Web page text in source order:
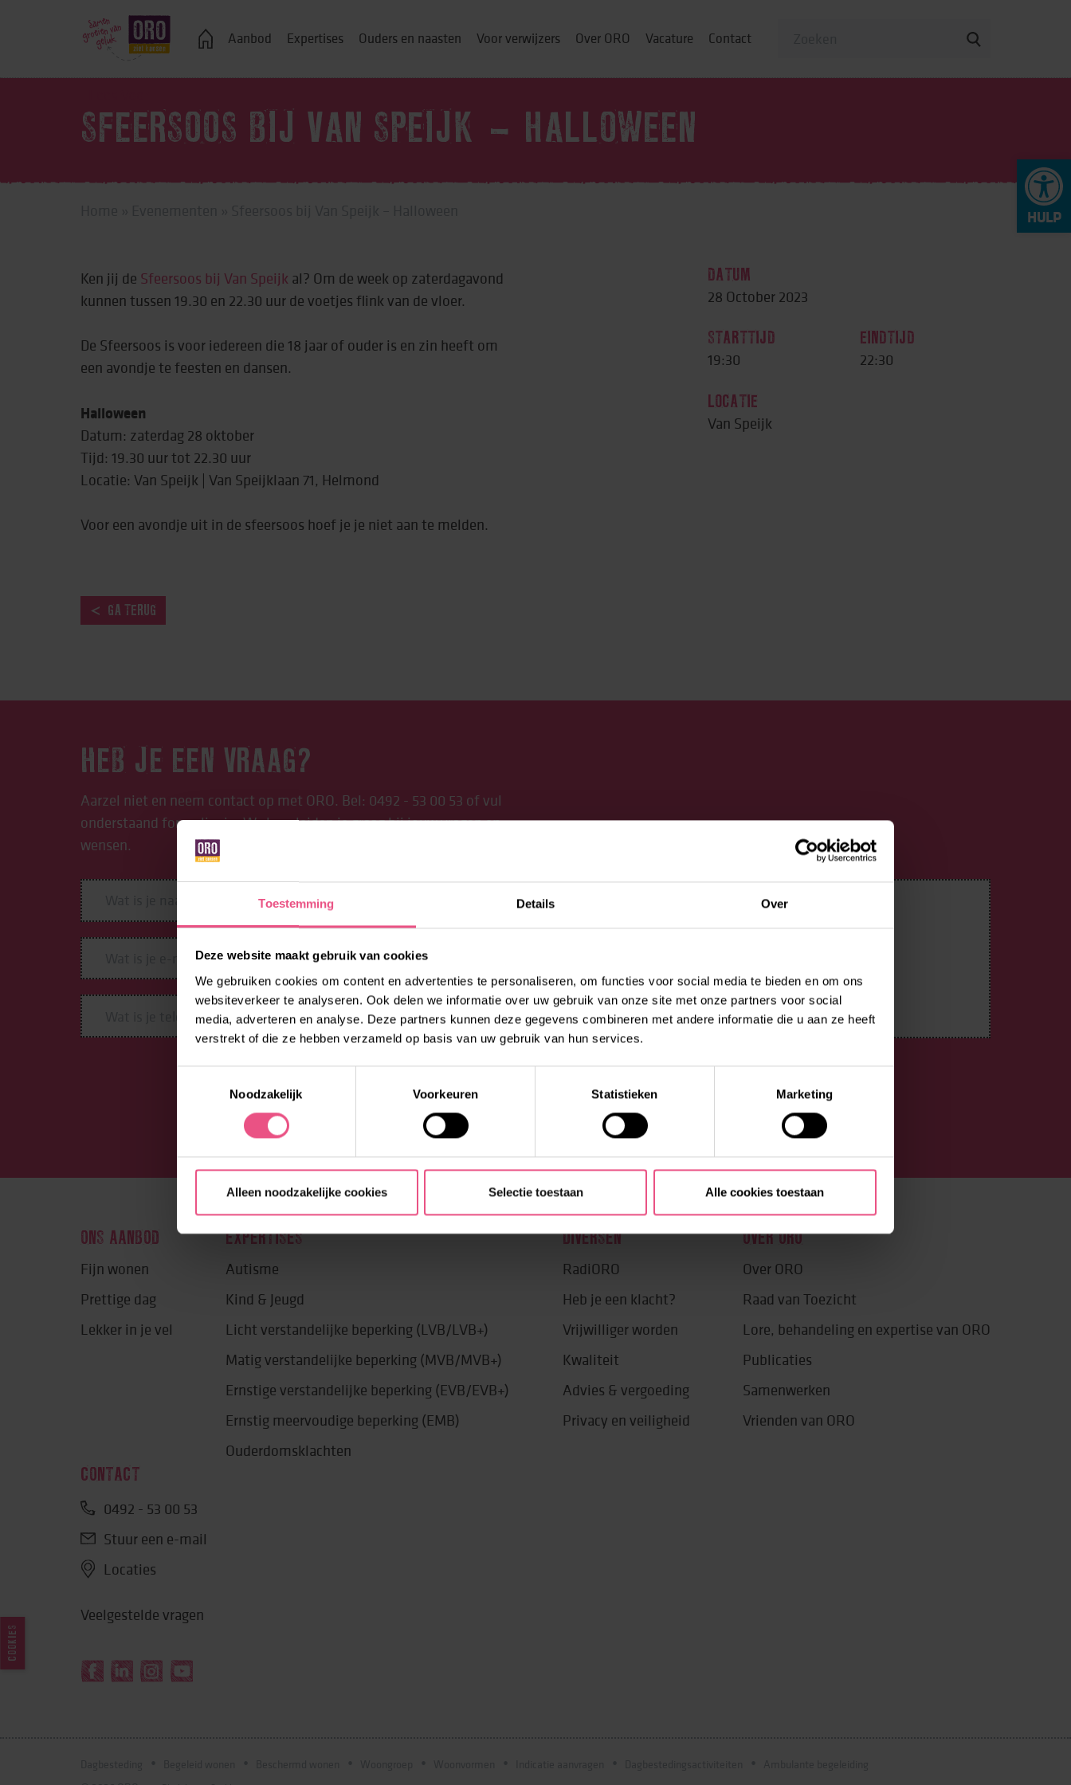
Toestemming Details Over
Deze website maakt gebruik van cookies
We gebruiken cookies om content en advertenties te personaliseren, om functies voor social media te bieden en om ons
websiteverkeer te analyseren. Ook delen we informatie over uw gebruik van onze site met onze partners voor social
media, adverteren en analyse. Deze partners kunnen deze gegevens combineren met andere informatie die u aan ze heeft
verstrekt of die ze hebben verzameld op basis van uw gebruik van hun services.
Noodzakelijk
Voorkeuren Statistieken Marketing
Alleen noodzakelijke cookies Selectie toestaan Alle cookies toestaan
Aanbod
Ondersteuning bij jou thuis
Onderwijs, advies & cursussen
Werk & dagbesteding
Beweging
Expertises Ouders en naasten Voor verwijzers Over ORO Vacature Contact
Veelgestelde vragen
SFEERSOOS BIJ VAN SPEIJK – HALLOWEEN
Ken jij de Sfeersoos bij Van Speijk al? Om de week op zaterdagavond
kunnen tussen 19.30 en 22.30 uur de voetjes flink van de vloer.
De Sfeersoos is voor iedereen die 18 jaar of ouder is en zin heeft om
een avondje te feesten en dansen.
Halloween
Datum: zaterdag 28 oktober
Tijd: 19.30 uur tot 22.30 uur
Locatie: Van Speijk | Van Speijklaan 71, Helmond
Voor een avondje uit in de sfeersoos hoef je je niet aan te melden.
DATUM
28 October 2023
STARTTIJD
19:30
EINDTIJD
22:30
LOCATIE
Van Speijk
GA TERUG
HEB JE EEN VRAAG?
Aarzel niet en neem contact op met ORO. Bel: 0492 - 53 00 53 of vul
onderstaand formulier in. We begeleiden je graag bij jouw vragen en
wensen.
ONS AANBOD
Fijn wonen
Prettige dag
Lekker in je vel
EXPERTISES
Autisme
Kind & Jeugd
Licht verstandelijke beperking (LVB/LVB+)
Matig verstandelijke beperking (MVB/MVB+)
Ernstige verstandelijke beperking (EVB/EVB+)
Ernstig meervoudige beperking (EMB)
Ouderdomsklachten
DIVERSEN
RadiORO
Heb je een klacht?
Vrijwilliger worden
Kwaliteit
Advies & vergoeding
Privacy en veiligheid
OVER ORO
Over ORO
Raad van Toezicht
Lore, behandeling en expertise van ORO
Publicaties
Samenwerken
Vrienden van ORO
CONTACT
0492 - 53 00 53
Stuur een e-mail
Locaties
Veelgestelde vragen
COOKIES